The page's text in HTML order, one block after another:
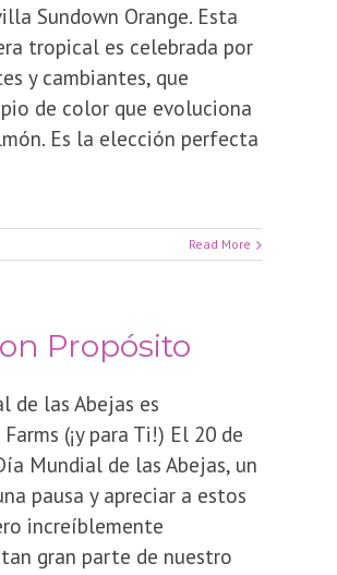
Sundown Orange. Esta
tropical es celebrada por
y cambiantes, que
de color que evoluciona
Es la elección perfecta
Read More
Propósito
de las Abejas es
(¡y para Ti!) El 20 de
Mundial de las Abejas, un
pausa y apreciar a estos
increíblemente
gran parte de nuestro